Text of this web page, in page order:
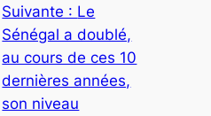
Suivante : Le
Sénégal a doublé,
au cours de ces 10
dernières années,
son niveau